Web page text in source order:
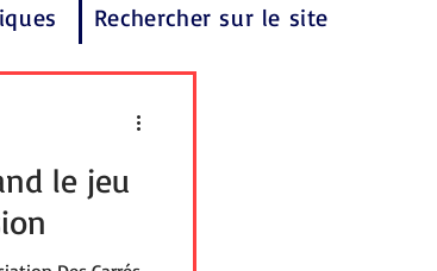
Rechercher sur le site
le jeu